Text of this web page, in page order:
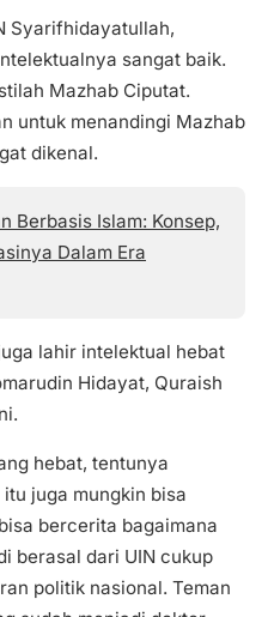
Syarifhidayatullah,
sangat baik.
Mazhab Ciputat.
untuk menandingi Mazhab
dikenal.
Berbasis Islam: Konsep,
Dalam Era
lahir intelektual hebat
Hidayat, Quraish
hebat, tentunya
juga mungkin bisa
bercerita bagaimana
berasal dari UIN cukup
politik nasional. Teman